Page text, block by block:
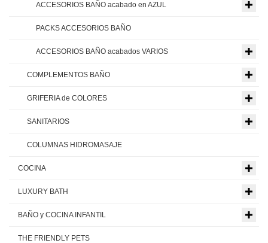
ACCESORIOS BAÑO acabado en AZUL
PACKS ACCESORIOS BAÑO
ACCESORIOS BAÑO acabados VARIOS
COMPLEMENTOS BAÑO
GRIFERIA de COLORES
SANITARIOS
COLUMNAS HIDROMASAJE
COCINA
LUXURY BATH
BAÑO y COCINA INFANTIL
THE FRIENDLY PETS